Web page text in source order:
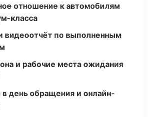
отношение к автомобилям
класса
видеоотчёт по выполненным
и рабочие места ожидания
день обращения и онлайн-